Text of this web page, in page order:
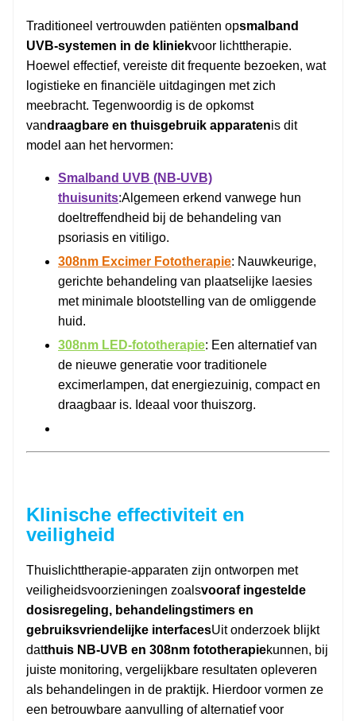
Traditioneel vertrouwden patiënten opsmalband
UVB-systemen in de kliniekvoor lichttherapie.
Hoewel effectief, vereiste dit frequente bezoeken, wat
logistieke en financiële uitdagingen met zich
meebracht. Tegenwoordig is de opkomst
vandraagbare en thuisgebruik apparatenis dit
model aan het hervormen:
Smalband UVB (NB-UVB)
thuisunits:Algemeen erkend vanwege hun
doeltreffendheid bij de behandeling van
psoriasis en vitiligo.
308nm Excimer Fototherapie: Nauwkeurige,
gerichte behandeling van plaatselijke laesies
met minimale blootstelling van de omliggende
huid.
308nm LED-fototherapie: Een alternatief van
de nieuwe generatie voor traditionele
excimerlampen, dat energiezuinig, compact en
draagbaar is. Ideaal voor thuiszorg.
Klinische effectiviteit en
veiligheid
Thuislichttherapie-apparaten zijn ontworpen met
veiligheidsvoorzieningen zoalsvooraf ingestelde
dosisregeling, behandelingstimers en
gebruiksvriendelijke interfacesUit onderzoek blijkt
datthuis NB-UVB en 308nm fototherapiekunnen, bij
juiste monitoring, vergelijkbare resultaten opleveren
als behandelingen in de praktijk. Hierdoor vormen ze
een betrouwbare aanvulling of alternatief voor